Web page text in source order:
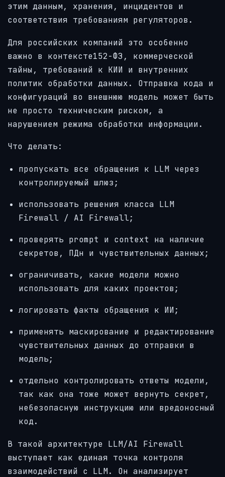
этим данным, хранения, инцидентов и
соответствия требованиям регуляторов.
Для российских компаний это особенно
важно в контексте152-ФЗ, коммерческой
тайны, требований к КИИ и внутренних
политик обработки данных. Отправка кода и
конфигураций во внешнюю модель может быть
не просто техническим риском, а
нарушением режима обработки информации.
Что делать:
пропускать все обращения к LLM через
контролируемый шлюз;
использовать решения класса LLM
Firewall / AI Firewall;
проверять prompt и context на наличие
секретов, ПДн и чувствительных данных;
ограничивать, какие модели можно
использовать для каких проектов;
логировать факты обращения к ИИ;
применять маскирование и редактирование
чувствительных данных до отправки в
модель;
отдельно контролировать ответы модели,
так как она тоже может вернуть секрет,
небезопасную инструкцию или вредоносный
код.
В такой архитектуре LLM/AI Firewall
выступает как единая точка контроля
взаимодействий с LLM. Он анализирует